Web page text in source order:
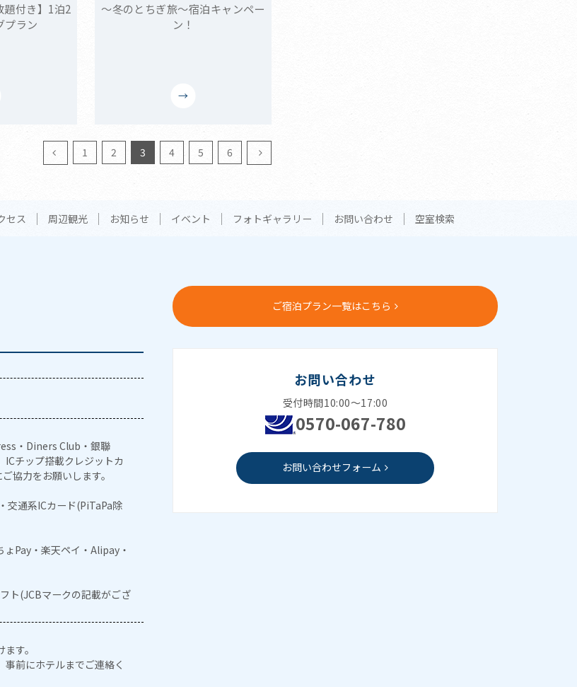
題付き】1泊2
プラン
～冬のとちぎ旅～宿泊キャンペー
ン！
1 2 3 4 5 6
セス 周辺観光 お知らせ イベント フォトギャラリー お問い合わせ 空室検索
・Diners Club・銀聯
チップ搭載クレジットカ
協力をお願いします。
交通系ICカード(PiTaPa除
ょPay・楽天ペイ・Alipay・
ト(JCBマークの記載がござ
す。
前にホテルまでご連絡く
ご宿泊プラン一覧はこちら
お問い合わせ
受付時間10:00～17:00
0570-067-780
お問い合わせフォーム